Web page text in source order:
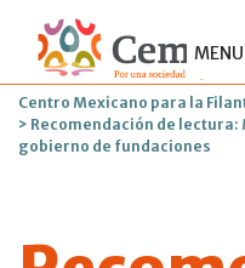
MENU
Centro Mexicano para la
> Recomendación de
gobierno de fundaciones